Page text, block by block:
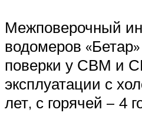
Межповерочный
водомеров
поверки у СВМ и
эксплуатации с
лет, с горячей – 4